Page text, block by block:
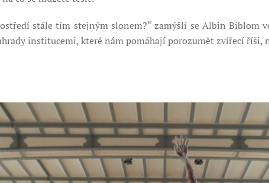
stále tím stejným slonem?“ zamýšlí se Albin Biblom
institucemi, které nám pomáhají porozumět zvířecí